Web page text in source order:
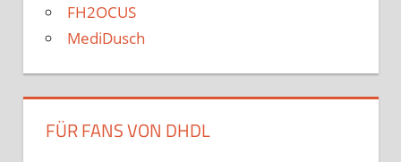
FH2OCUS
MediDusch
FÜR FANS VON DHDL